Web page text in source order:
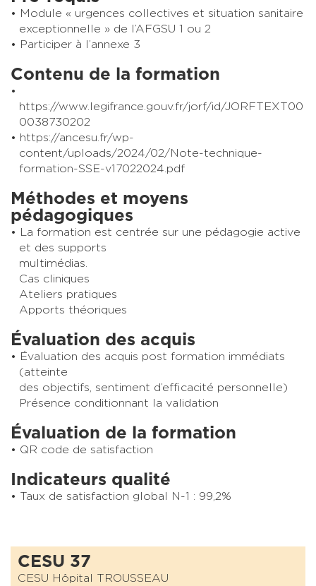
Module « urgences collectives et situation sanitaire
exceptionnelle » de l’AFGSU 1 ou 2
Participer à l’annexe 3
Contenu de la formation
https://www.legifrance.gouv.fr/jorf/id/JORFTEXT00
0038730202
https://ancesu.fr/wp-
content/uploads/2024/02/Note-technique-
formation-SSE-v17022024.pdf
Méthodes et moyens
pédagogiques
La formation est centrée sur une pédagogie active
et des supports
multimédias.
Cas cliniques
Ateliers pratiques
Apports théoriques
Évaluation des acquis
Évaluation des acquis post formation immédiats
(atteinte
des objectifs, sentiment d’efficacité personnelle)
Présence conditionnant la validation
Évaluation de la formation
QR code de satisfaction
Indicateurs qualité
Taux de satisfaction global N-1 : 99,2%
CESU 37
CESU Hôpital TROUSSEAU